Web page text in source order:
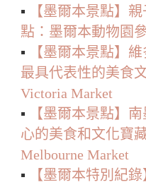
▪️
【墨爾本景點】
點：墨爾本動物園
▪️
【墨爾本景點】
最具代表性的美食
Victoria Market
▪️
【墨爾本景點】
心的美食和文化寶
Melbourne Market
▪️
【墨爾本特別紀